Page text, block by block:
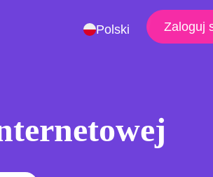
Polski Zaloguj